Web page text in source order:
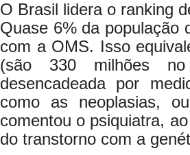
O Brasil lidera o ranking
Quase 6% da população
com a OMS. Isso
(são 330 milhões
desencadeada por
como as neoplasias,
comentou o psiquiatra,
do transtorno com a